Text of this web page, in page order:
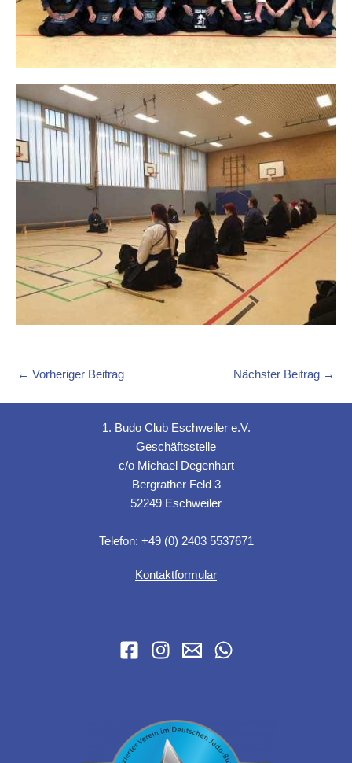
← Vorheriger Beitrag Nächster Beitrag →
1. Budo Club Eschweiler e.V.
Geschäftsstelle
c/o Michael Degenhart
Bergrather Feld 3
52249 Eschweiler
Telefon: +49 (0) 2403 5537671
Kontaktformular